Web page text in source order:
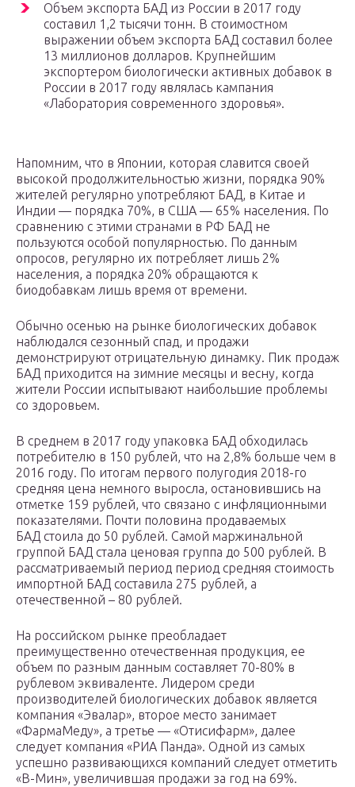
Объем экспорта БАД из России в 2017 году
составил 1,2 тысячи тонн. В стоимостном
выражении объем экспорта БАД составил более
13 миллионов долларов. Крупнейшим
экспортером биологически активных добавок в
России в 2017 году являлась кампания
«Лаборатория современного здоровья».
Напомним, что в Японии, которая славится своей
высокой продолжительностью жизни, порядка 90%
жителей регулярно употребляют БАД, в Китае и
Индии — порядка 70%, в США — 65% населения. По
сравнению с этими странами в РФ БАД не
пользуются особой популярностью. По данным
опросов, регулярно их потребляет лишь 2%
населения, а порядка 20% обращаются к
биодобавкам лишь время от времени.
Обычно осенью на рынке биологических добавок
наблюдался сезонный спад, и продажи
демонстрируют отрицательную динамку. Пик продаж
БАД приходится на зимние месяцы и весну, когда
жители России испытывают наибольшие проблемы
со здоровьем.
В среднем в 2017 году упаковка БАД обходилась
потребителю в 150 рублей, что на 2,8% больше чем в
2016 году. По итогам первого полугодия 2018-го
средняя цена немного выросла, остановившись на
отметке 159 рублей, что связано с инфляционными
показателями. Почти половина продаваемых
БАД стоила до 50 рублей. Самой маржинальной
группой БАД стала ценовая группа до 500 рублей. В
рассматриваемый период период средняя стоимость
импортной БАД составила 275 рублей, а
отечественной – 80 рублей.
На российском рынке преобладает
преимущественно отечественная продукция, ее
объем по разным данным составляет 70-80% в
рублевом эквиваленте. Лидером среди
производителей биологических добавок является
компания «Эвалар», второе место занимает
«ФармаМеду», а третье — «Отисифарм», далее
следует компания «РИА Панда». Одной из самых
успешно развивающихся компаний следует отметить
«В-Мин», увеличившая продажи за год на 69%.